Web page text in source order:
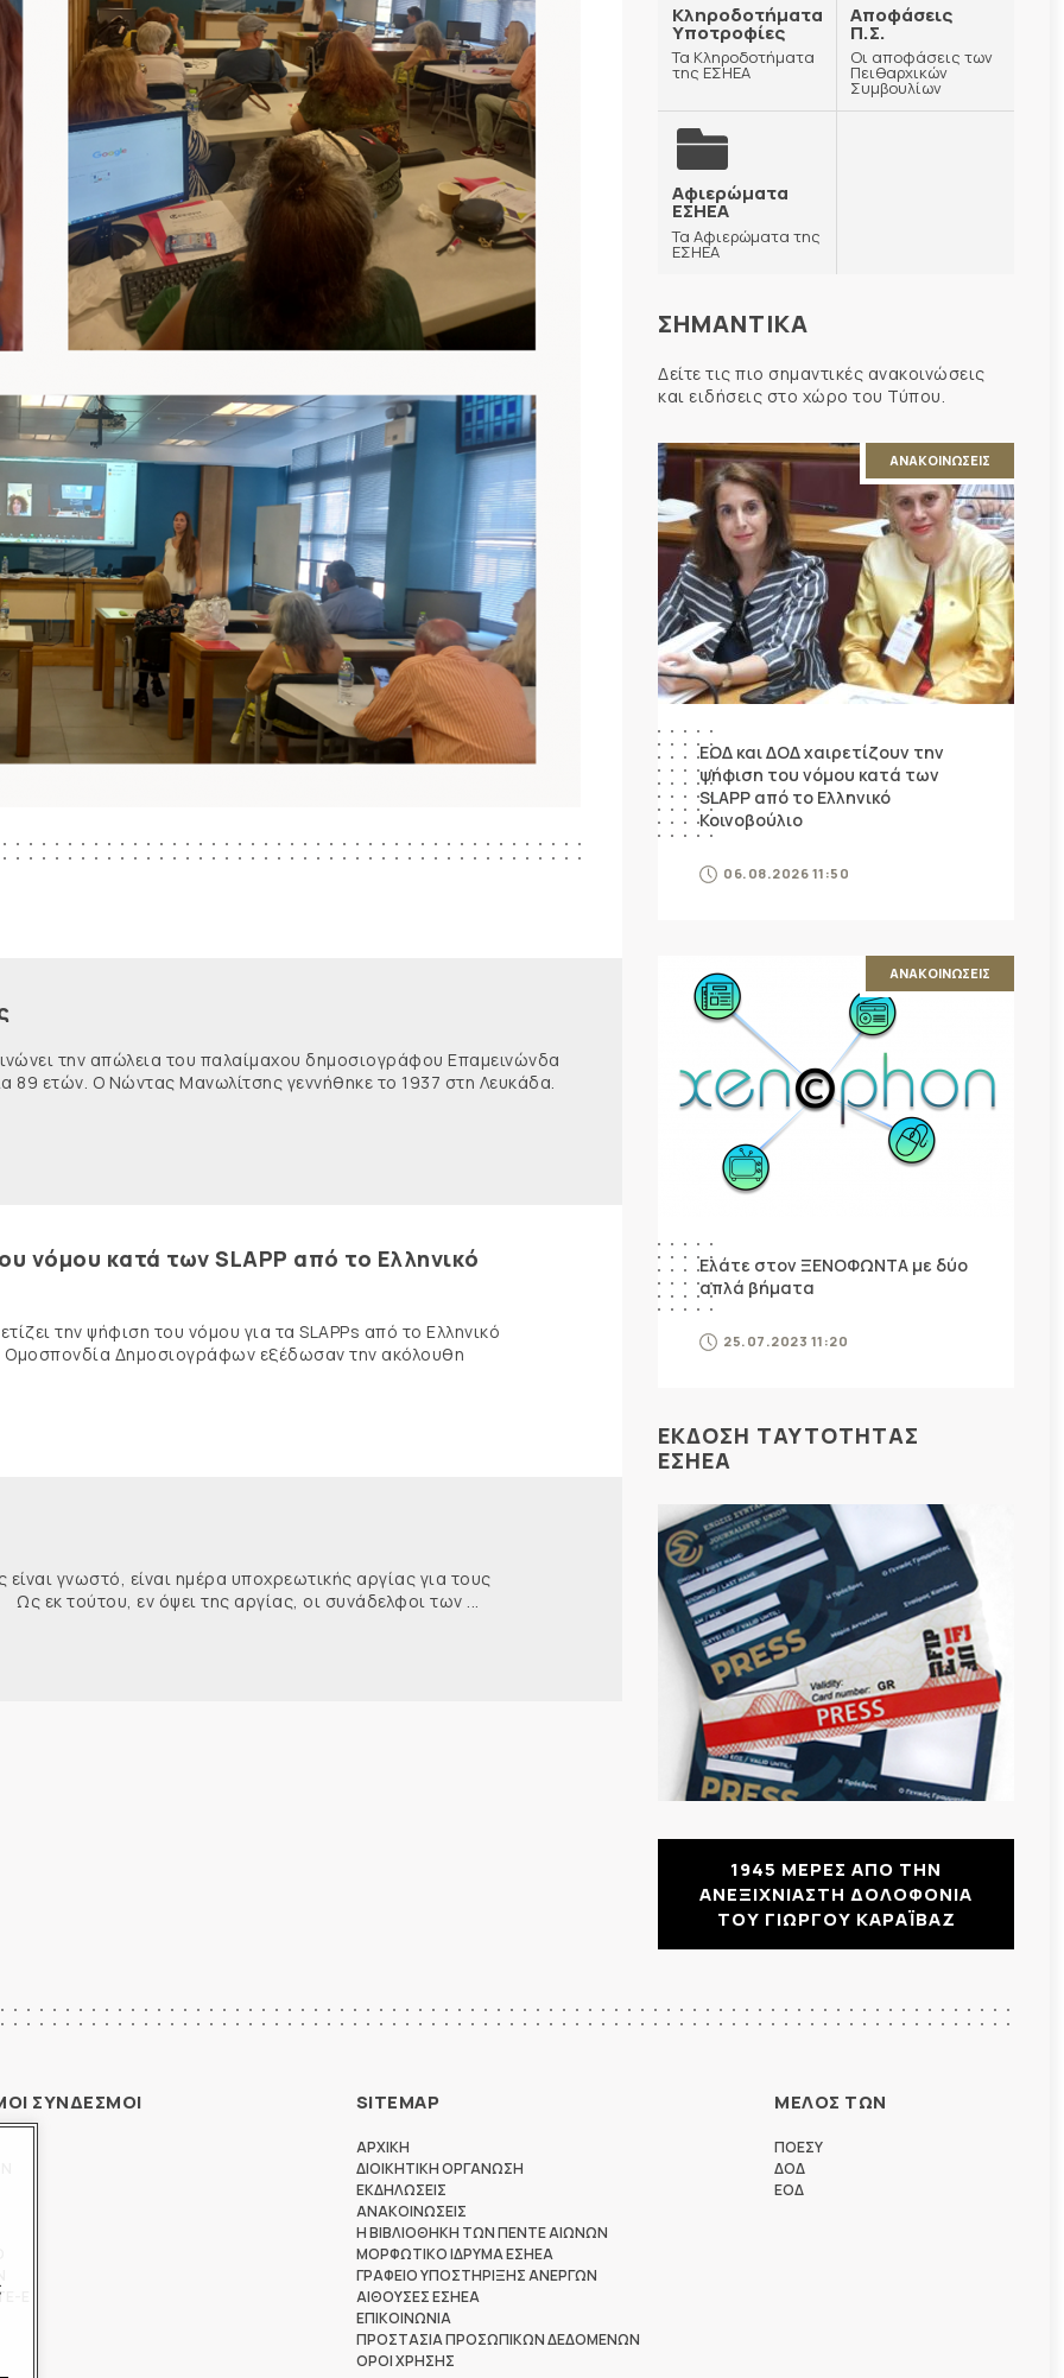
την απώλεια του παλαίμαχου δημοσιογράφου Επαμεινώνδα
ετών. Ο Νώντας Μανωλίτσης γεννήθηκε το 1937 στη Λευκάδα.
νόμου κατά των SLAPP από το Ελληνικό
την ψήφιση του νόμου για τα SLAPPs από το Ελληνικό
Ομοσπονδία Δημοσιογράφων εξέδωσαν την ακόλουθη
γνωστό, είναι ημέρα υποχρεωτικής αργίας για τους
τούτου, εν όψει της αργίας, οι συνάδελφοι των ...
Κληροδοτήματα
Υποτροφίες
Τα Κληροδοτήματα
της ΕΣΗΕΑ
Αποφάσεις
Π.Σ.
Οι αποφάσεις των
Πειθαρχικών
Συμβουλίων
Αφιερώματα
ΕΣΗΕΑ
Τα Αφιερώματα της
ΕΣΗΕΑ
ΣΗΜΑΝΤΙΚΑ
Δείτε τις πιο σημαντικές ανακοινώσεις
και ειδήσεις στο χώρο του Τύπου.
ΑΝΑΚΟΙΝΩΣΕΙΣ
ΕΟΔ και ΔΟΔ χαιρετίζουν την
ψήφιση του νόμου κατά των
SLAPP από το Ελληνικό
Κοινοβούλιο
06.08.2026 11:50
ΑΝΑΚΟΙΝΩΣΕΙΣ
Ελάτε στον ΞΕΝΟΦΩΝΤΑ με δύο
απλά βήματα
25.07.2023 11:20
ΕΚΔΟΣΗ ΤΑΥΤΟΤΗΤΑΣ
ΕΣΗΕΑ
1945 ΜΕΡΕΣ ΑΠΟ ΤΗΝ
ΑΝΕΞΙΧΝΙΑΣΤΗ ΔΟΛΟΦΟΝΙΑ
ΤΟΥ ΓΙΩΡΓΟΥ ΚΑΡΑΪΒΑΖ
ΣΥΝΔΕΣΜΟΙ
Ε
SITEMAP
ΑΡΧΙΚΗ
ΔΙΟΙΚΗΤΙΚΗ ΟΡΓΑΝΩΣΗ
ΕΚΔΗΛΩΣΕΙΣ
ΑΝΑΚΟΙΝΩΣΕΙΣ
Η ΒΙΒΛΙΟΘΗΚΗ ΤΩΝ ΠΕΝΤΕ ΑΙΩΝΩΝ
ΜΟΡΦΩΤΙΚΟ ΙΔΡΥΜΑ ΕΣΗΕΑ
ΓΡΑΦΕΙΟ ΥΠΟΣΤΗΡΙΞΗΣ ΑΝΕΡΓΩΝ
ΑΙΘΟΥΣΕΣ ΕΣΗΕΑ
ΕΠΙΚΟΙΝΩΝΙΑ
ΠΡΟΣΤΑΣΙΑ ΠΡΟΣΩΠΙΚΩΝ ΔΕΔΟΜΕΝΩΝ
ΟΡΟΙ ΧΡΗΣΗΣ
ΜΕΛΟΣ ΤΩΝ
ΠΟΕΣΥ
ΔΟΔ
ΕΟΔ